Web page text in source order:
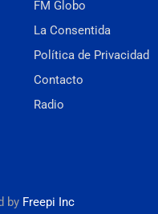
FM Globo
La Consentida
Política de Privacidad
Contacto
Radio
by Freepi Inc